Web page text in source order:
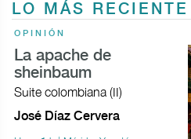
LO MÁS RECIENTE
OPINIÓN
La apache de
sheinbaum
Suite colombiana (II)
José Díaz Cervera